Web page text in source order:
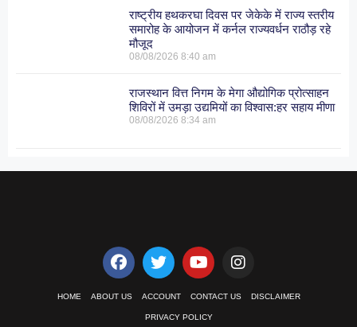
राष्ट्रीय हथकरघा दिवस पर जेकेके में राज्य स्तरीय
समारोह के आयोजन में कर्नल राज्यवर्धन राठौड़ रहे
मौजूद
08/08/20268:40 am
राजस्थान वित्त निगम के मेगा औद्योगिक प्रोत्साहन
शिविरों में उमड़ा उद्यमियों का विश्वास:हर सहाय मीणा
08/08/20268:34 am
HOME ABOUT US ACCOUNT CONTACT US DISCLAIMER
PRIVACY POLICY